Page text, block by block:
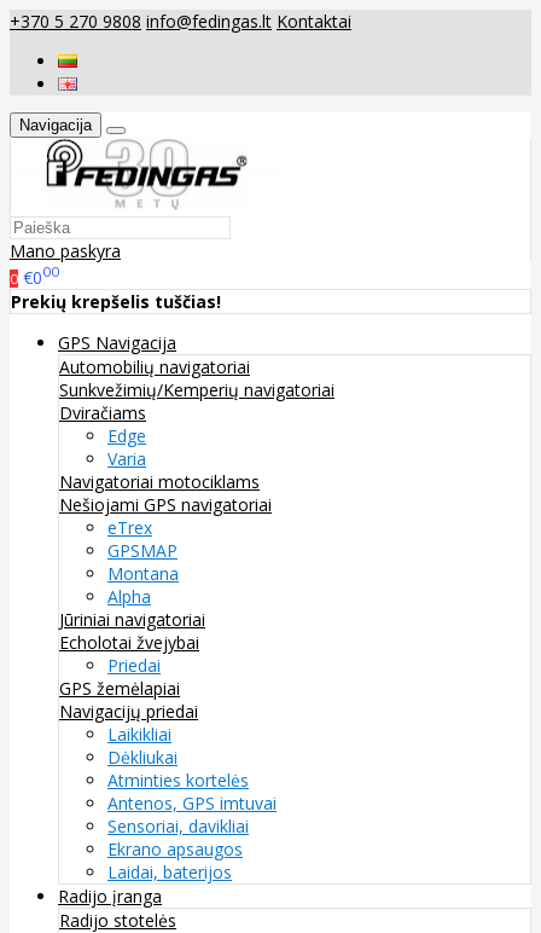
+370 5 270 9808 info@fedingas.lt Kontaktai
Navigacija
Mano paskyra
0 €000
Prekių krepšelis tuščias!
GPS Navigacija
Automobilių navigatoriai
Sunkvežimių/Kemperių navigatoriai
Dviračiams
Edge
Varia
Navigatoriai motociklams
Nešiojami GPS navigatoriai
eTrex
GPSMAP
Montana
Alpha
Jūriniai navigatoriai
Echolotai žvejybai
Priedai
GPS žemėlapiai
Navigacijų priedai
Laikikliai
Dėkliukai
Atminties kortelės
Antenos, GPS imtuvai
Sensoriai, davikliai
Ekrano apsaugos
Laidai, baterijos
Radijo įranga
Radijo stotelės